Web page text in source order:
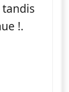
!.